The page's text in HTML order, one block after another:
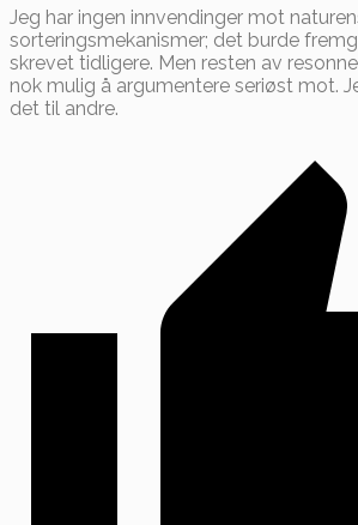
Jeg har ingen innvendinger mot
sorteringsmekanismer; det burde
skrevet tidligere. Men resten av
nok mulig å argumentere seriøst mot.
det til andre.